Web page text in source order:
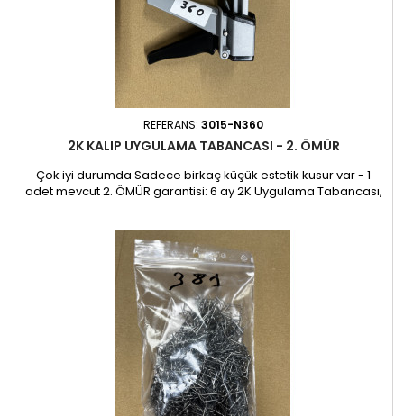
REFERANS: 3015-N360
2K KALIP UYGULAMA TABANCASI - 2. ÖMÜR
Çok iyi durumda Sadece birkaç küçük estetik kusur var - 1
adet mevcut 2. ÖMÜR garantisi: 6 ay 2K Uygulama Tabancası,
plastik, deri ve vinil yüzeylerde aslına uygun baskılar yapmak
için temel araçtır. Onarım ve restorasyon için ideal olan bu
alet, hassas ve uzun ömürlü bir son kat için...